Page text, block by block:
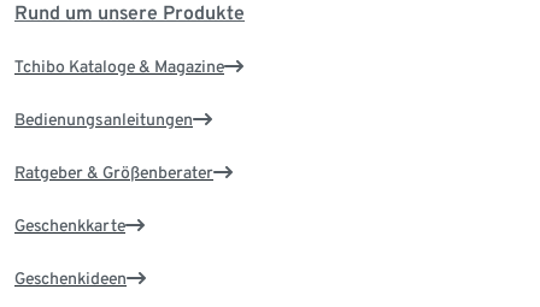
Rund um unsere Produkte
Tchibo Kataloge & Magazine
Bedienungsanleitungen
Ratgeber & Größenberater
Geschenkkarte
Geschenkideen